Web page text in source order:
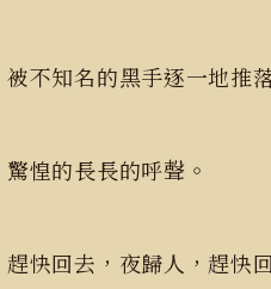
被不知名的黑手逐一地推
驚惶的長長的呼聲。
趕快回去，夜歸人，趕快